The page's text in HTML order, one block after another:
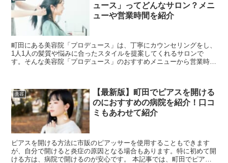
ュース」ってどんなサロン？メニ
ューや営業時間を紹介
町田にある美容院「プロデュース」は、丁寧にカウンセリングをし、
1人1人の髪質や悩みに合ったスタイルを提案してくれるサロンで
す。そんな美容院「プロデュース」のおすすめメニューから営業時間
美容
【最新版】町田でピアスを開ける
のにおすすめの病院を紹介！口コ
ミもあわせて紹介
ピアスを開ける方法に市販のピアッサーを使用することもできます
が、自分で開けると炎症の原因となる場合もあります。特に初めて開
ける方は、病院で開けるのが安心です。 本記事では、町田でピアス